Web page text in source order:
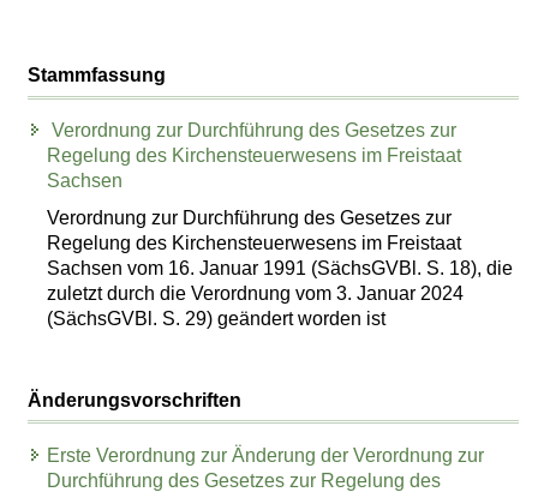
Stammfassung
Verordnung zur Durchführung des Gesetzes zur
Regelung des Kirchensteuerwesens im Freistaat
Sachsen
Verordnung zur Durchführung des Gesetzes zur
Regelung des Kirchensteuerwesens im Freistaat
Sachsen vom 16. Januar 1991 (SächsGVBl. S. 18), die
zuletzt durch die Verordnung vom 3. Januar 2024
(SächsGVBl. S. 29) geändert worden ist
Änderungsvorschriften
Erste Verordnung zur Änderung der Verordnung zur
Durchführung des Gesetzes zur Regelung des